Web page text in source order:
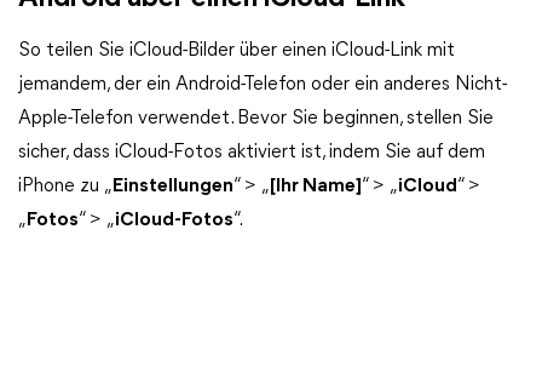
So teilen Sie iCloud-Bilder über einen iCloud-Link mit
jemandem, der ein Android-Telefon oder ein anderes Nicht-
Apple-Telefon verwendet. Bevor Sie beginnen, stellen Sie
sicher, dass iCloud-Fotos aktiviert ist, indem Sie auf dem
iPhone zu „ Einstellungen“ > „ [Ihr Name] “ > „iCloud“ >
„ Fotos“ > „iCloud-Fotos“.